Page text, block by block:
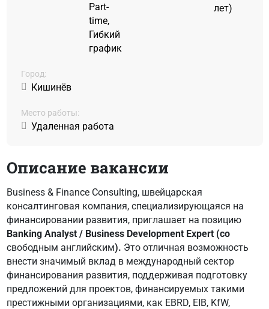
Part-
time,
Гибкий
график
лет)
Город:
Кишинёв
Место работы:
Удаленная работа
Описание вакансии
Business & Finance Consulting, швейцарская
консалтинговая компания, специализирующаяся на
финансировании развития, приглашает на позицию
Banking Analyst / Business Development Expert (со
свободным английским). Это отличная возможность
внести значимый вклад в международный сектор
финансирования развития, поддерживая подготовку
предложений для проектов, финансируемых такими
престижными организациями, как EBRD, EIB, KfW,